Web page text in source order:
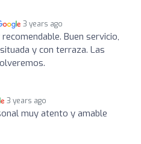
3 years ago
Buen servicio,
y con terraza. Las
3 years ago
muy atento y amable